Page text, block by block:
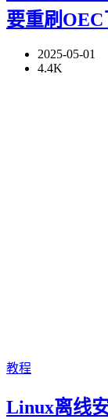
要重刷OEC
2025-05-01
4.4K
教程
Linux离线